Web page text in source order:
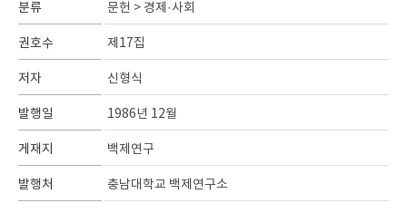
분류 문헌 > 경제·사회
권호수 제17집
저자 신형식
발행일 1986년 12월
게재지 백제연구
발행처 충남대학교 백제연구소